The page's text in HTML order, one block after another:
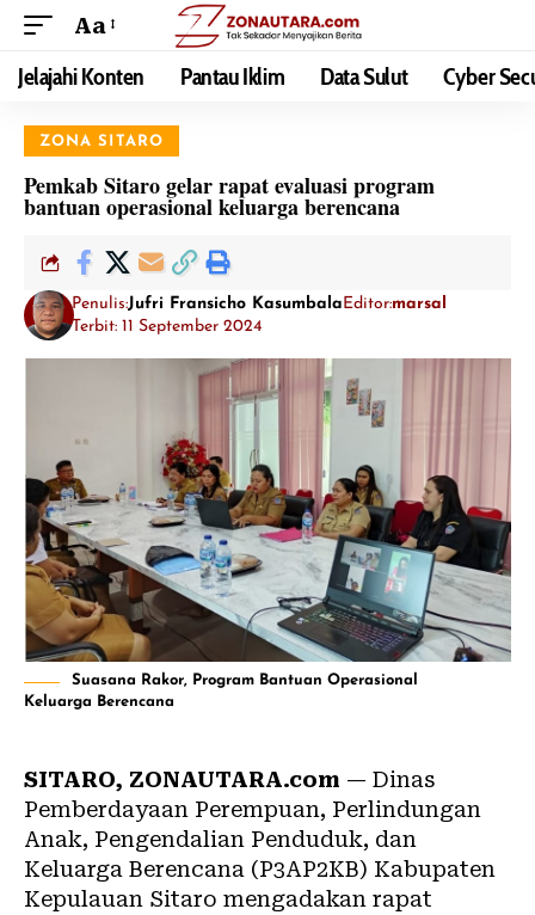
Aa
Jelajahi Konten Pantau Iklim Data Sulut Cyber
ZONA SITARO
Pemkab Sitaro gelar rapat evaluasi program
bantuan operasional keluarga berencana
Penulis:Jufri Fransicho KasumbalaEditor:marsal
Terbit: 11 September 2024
Suasana Rakor, Program Bantuan Operasional
Keluarga Berencana
SITARO, ZONAUTARA.com — Dinas
Pemberdayaan Perempuan, Perlindungan
Anak, Pengendalian Penduduk, dan
Keluarga Berencana (P3AP2KB) Kabupaten
Kepulauan Sitaro mengadakan rapat